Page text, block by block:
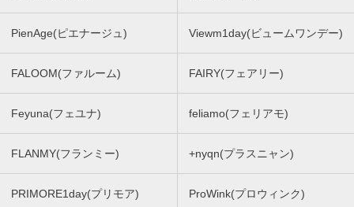
PienAge(ピエナージュ) Viewm1day(ビュームワンデー)
FALOOM(ファルーム) FAIRY(フェアリー)
Feyuna(フェユナ) feliamo(フェリアモ)
FLANMY(フランミー) +nyqn(プラスニャン)
PRIMORE1day(プリモア) ProWink(プロウィンク)